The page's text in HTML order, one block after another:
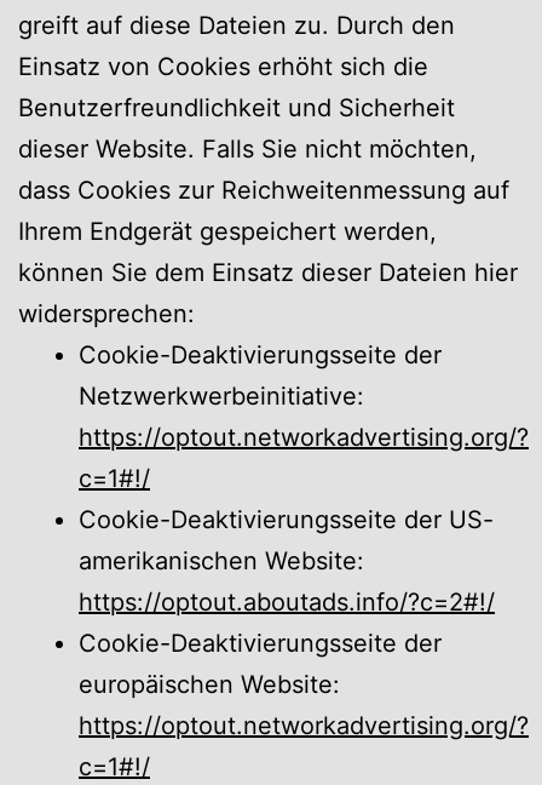
greift auf diese Dateien zu. Durch den
Einsatz von Cookies erhöht sich die
Benutzerfreundlichkeit und Sicherheit
dieser Website. Falls Sie nicht möchten,
dass Cookies zur Reichweitenmessung auf
Ihrem Endgerät gespeichert werden,
können Sie dem Einsatz dieser Dateien hier
widersprechen:
Cookie-Deaktivierungsseite der
Netzwerkwerbeinitiative:
https://optout.networkadvertising.org/?
c=1#!/
Cookie-Deaktivierungsseite der US-
amerikanischen Website:
https://optout.aboutads.info/?c=2#!/
Cookie-Deaktivierungsseite der
europäischen Website:
https://optout.networkadvertising.org/?
c=1#!/